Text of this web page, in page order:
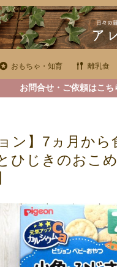
おもちゃ・知育 離乳食
お問合せ・ご依頼はこち
ン】7ヵ月から
ひじきのおこ